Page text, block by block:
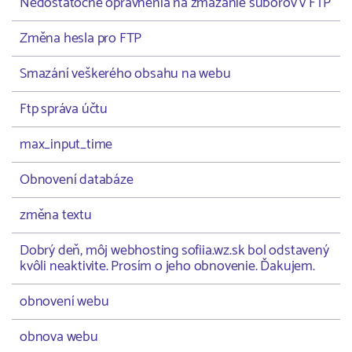
Změna hesla pro FTP
Smazání veškerého obsahu na webu
Ftp správa účtu
max_input_time
Obnovení databáze
změna textu
Dobrý deň, môj webhosting sofiia.wz.sk bol odstavený
kvôli neaktivite. Prosím o jeho obnovenie. Ďakujem.
obnovení webu
obnova webu